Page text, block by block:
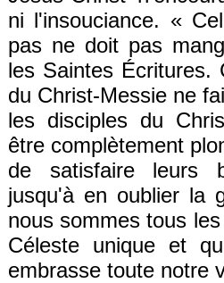
ni l'insouciance. «
pas ne doit pas
les Saintes Écritures.
du Christ-Messie ne
les disciples du
être complètement
de satisfaire leurs
jusqu'à en oublier la
nous sommes tous
Céleste unique et
embrasse toute notre